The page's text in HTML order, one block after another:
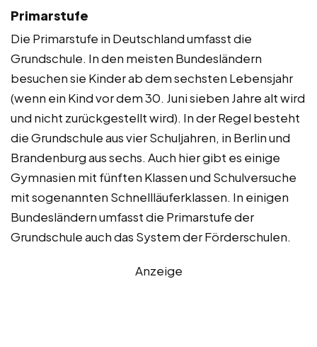
Primarstufe
Die Primarstufe in Deutschland umfasst die
Grundschule. In den meisten Bundesländern
besuchen sie Kinder ab dem sechsten Lebensjahr
(wenn ein Kind vor dem 30. Juni sieben Jahre alt wird
und nicht zurückgestellt wird). In der Regel besteht
die Grundschule aus vier Schuljahren, in Berlin und
Brandenburg aus sechs. Auch hier gibt es einige
Gymnasien mit fünften Klassen und Schulversuche
mit sogenannten Schnellläuferklassen. In einigen
Bundesländern umfasst die Primarstufe der
Grundschule auch das System der Förderschulen.
Anzeige